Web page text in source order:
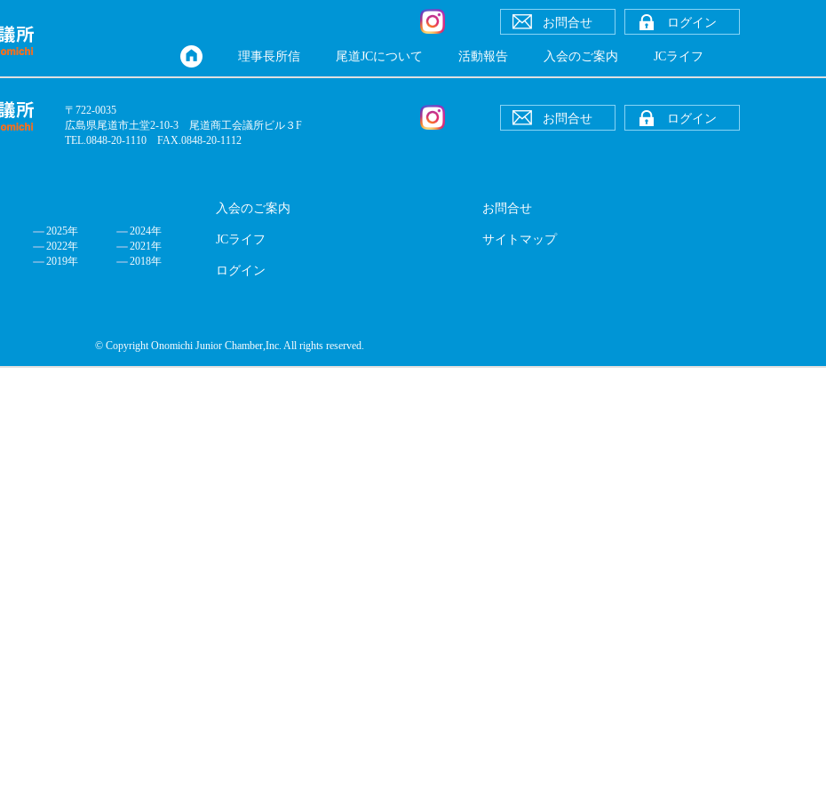
お問合せ ログイン
理事長所信 尾道JCについて 活動報告 入会のご案内 JCライフ
〒722-0035
広島県尾道市土堂2-10-3 尾道商工会議所ビル３F
TEL.0848-20-1110 FAX.0848-20-1112
お問合せ ログイン
2025年
2024年
2022年
2021年
2019年
2018年
入会のご案内
JCライフ
ログイン
お問合せ
サイトマップ
© Copyright Onomichi Junior Chamber,Inc. All rights reserved.